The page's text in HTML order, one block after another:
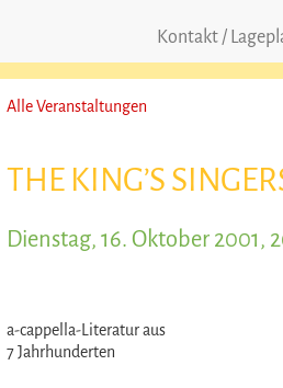
Kontakt /
Alle Veranstaltungen
THE KING’S
Dienstag, 16. Oktober 2001,
a-cappella-Literatur aus
7 Jahrhunderten